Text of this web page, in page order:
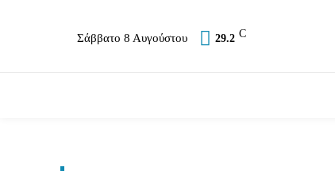
Σάββατο 8 Αυγούστου 29.2 C